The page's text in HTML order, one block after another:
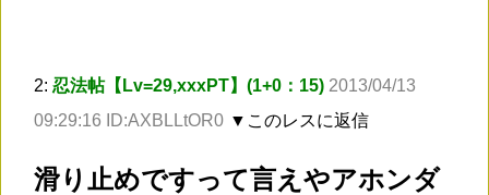
2: 忍法帖【Lv=29,xxxPT】(1+0：15) 2013/04/13
09:29:16 ID:AXBLLtOR0 ▼このレスに返信
滑り止めですって言えやアホンダ